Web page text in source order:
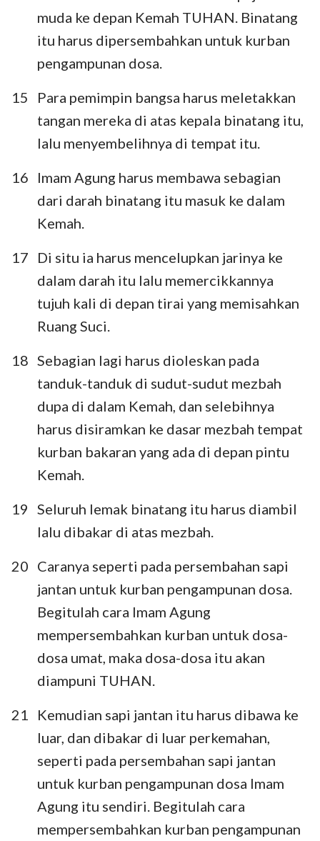
muda ke depan Kemah TUHAN. Binatang
itu harus dipersembahkan untuk kurban
pengampunan dosa.
15
Para pemimpin bangsa harus meletakkan
tangan mereka di atas kepala binatang itu,
lalu menyembelihnya di tempat itu.
16
Imam Agung harus membawa sebagian
dari darah binatang itu masuk ke dalam
Kemah.
17
Di situ ia harus mencelupkan jarinya ke
dalam darah itu lalu memercikkannya
tujuh kali di depan tirai yang memisahkan
Ruang Suci.
18 Sebagian lagi harus dioleskan pada
tanduk-tanduk di sudut-sudut mezbah
dupa di dalam Kemah, dan selebihnya
harus disiramkan ke dasar mezbah tempat
kurban bakaran yang ada di depan pintu
Kemah.
19 Seluruh lemak binatang itu harus diambil
lalu dibakar di atas mezbah.
20 Caranya seperti pada persembahan sapi
jantan untuk kurban pengampunan dosa.
Begitulah cara Imam Agung
mempersembahkan kurban untuk dosa-
dosa umat, maka dosa-dosa itu akan
diampuni TUHAN.
21
Kemudian sapi jantan itu harus dibawa ke
luar, dan dibakar di luar perkemahan,
seperti pada persembahan sapi jantan
untuk kurban pengampunan dosa Imam
Agung itu sendiri. Begitulah cara
mempersembahkan kurban pengampunan